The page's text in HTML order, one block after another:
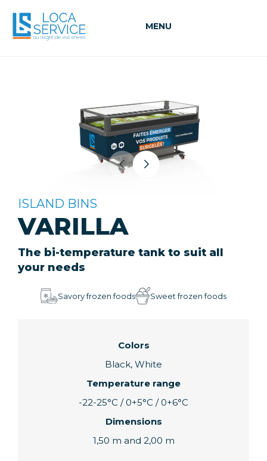
MENU
ISLAND BINS
VARILLA
The bi-temperature tank to suit all
your needs
Savory frozen foods Sweet frozen foods
Colors
Black, White
Temperature range
-22-25°C / 0+5°C / 0+6°C
Dimensions
1,50 m and 2,00 m